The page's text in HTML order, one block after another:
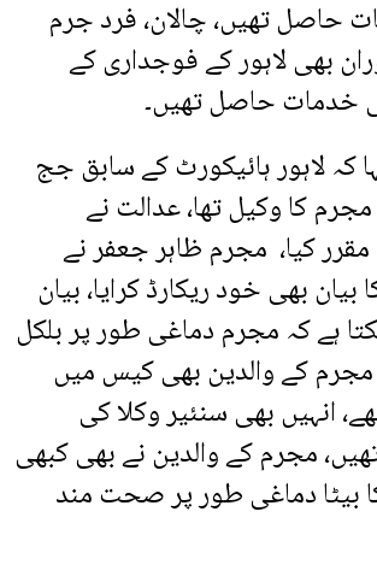
حاصل تھیں، چالان، فرد جرم
بھی لاہور کے فوجداری کے
خدمات حاصل تھیں۔
کہ لاہور ہائیکورٹ کے سابق جج
کا وکیل تھا، عدالت نے
کیا، مجرم ظاہر جعفر نے
اور 265 کا بیان بھی خود ریکارڈ کرایا، بیان
ہے کہ مجرم دماغی طور پر بلکل
کے والدین بھی کیس میں
انہیں بھی سنئیر وکلا کی
مجرم کے والدین نے بھی کبھی
بیٹا دماغی طور پر صحت مند